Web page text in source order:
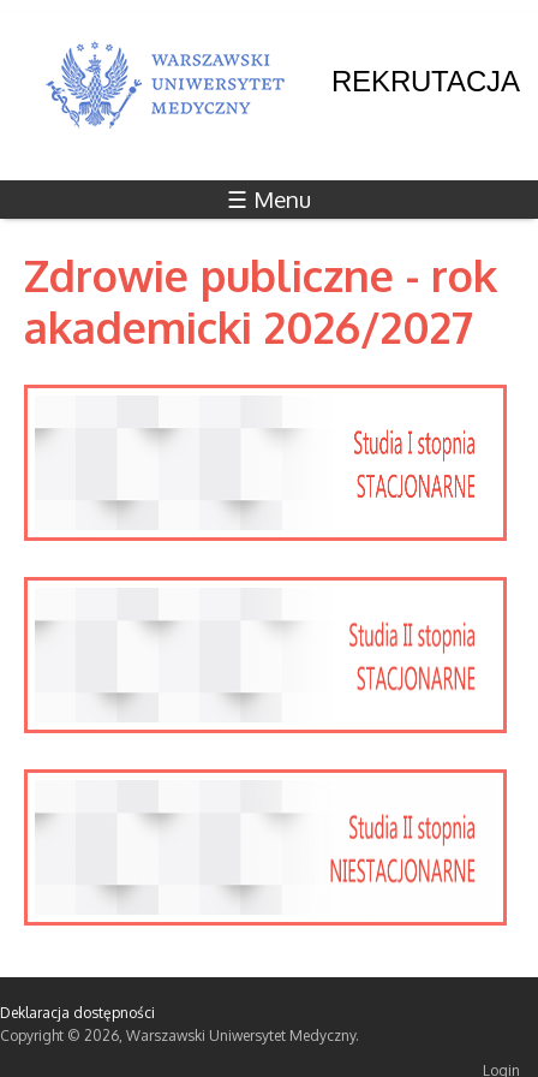
REKRUTACJA
☰ Menu
Zdrowie publiczne - rok
akademicki 2026/2027
Deklaracja dostępności
Copyright © 2026, Warszawski Uniwersytet Medyczny.
Login